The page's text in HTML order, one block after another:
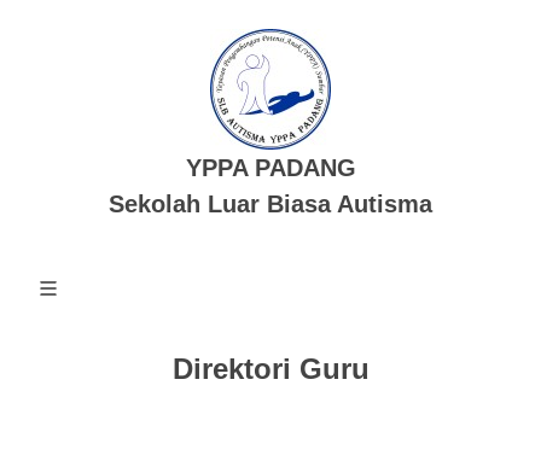
YPPA PADANG
Sekolah Luar Biasa Autisma
Direktori Guru